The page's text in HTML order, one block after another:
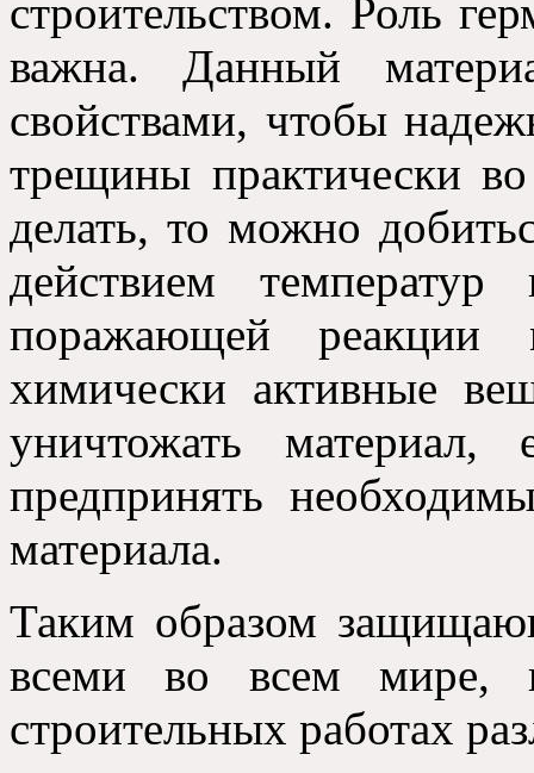
строительством. Роль
важна. Данный
свойствами, чтобы
трещины практически
делать, то можно
действием
поражающей реакции
химически активные
уничтожать
предпринять
материала.
Таким образом
всеми во всем мире,
строительных работах